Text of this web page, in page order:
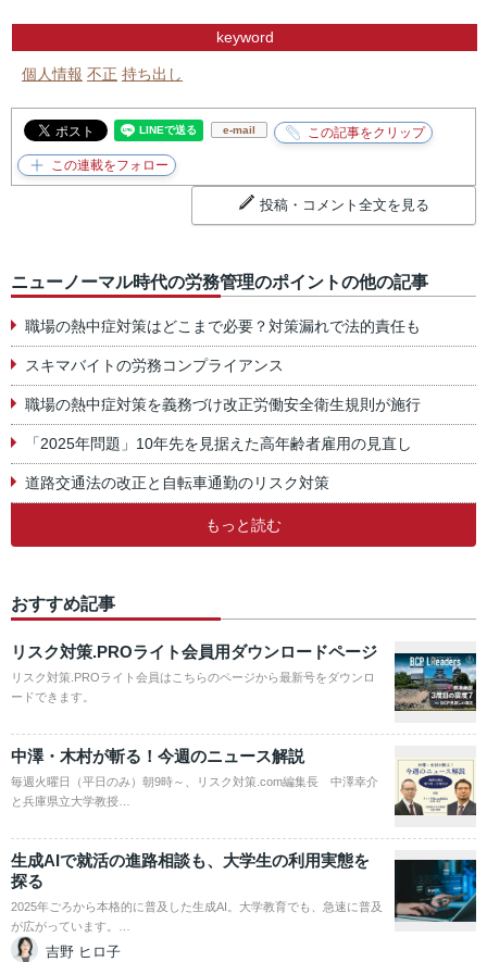
keyword
個人情報 不正 持ち出し
e-mail
投稿・コメント全文を見る
ニューノーマル時代の労務管理のポイントの他の記事
職場の熱中症対策はどこまで必要？対策漏れで法的責任も
スキマバイトの労務コンプライアンス
職場の熱中症対策を義務づけ改正労働安全衛生規則が施行
「2025年問題」10年先を見据えた高年齢者雇用の見直し
道路交通法の改正と自転車通勤のリスク対策
もっと読む
おすすめ記事
リスク対策.PROライト会員用ダウンロードページ
リスク対策.PROライト会員はこちらのページから最新号をダウンロ
ードできます。
中澤・木村が斬る！今週のニュース解説
毎週火曜日（平日のみ）朝9時～、リスク対策.com編集長 中澤幸介
と兵庫県立大学教授…
生成AIで就活の進路相談も、大学生の利用実態を
探る
2025年ごろから本格的に普及した生成AI。大学教育でも、急速に普及
が広がっています。…
吉野 ヒロ子